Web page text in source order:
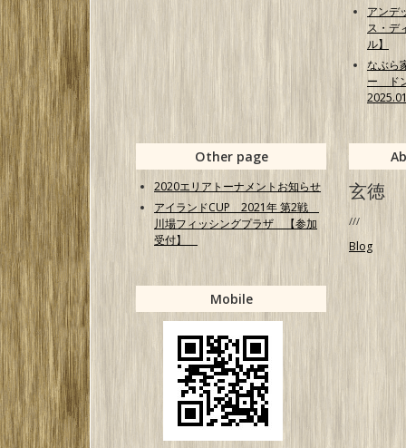
アンデ
ス・デ
ル】
なぶ
ー ド
Other page
2020エリアトーナメントお知らせ
アイランドCUP 2021年 第2戦
川場フィッシングプラザ 【参加
受付】
玄徳
///
Blog
Mobile